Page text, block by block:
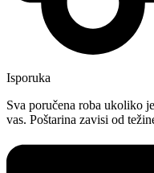
Isporuka
Sva poručena roba ukoliko
vas. Poštarina zavisi od